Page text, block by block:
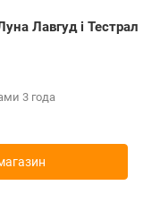
Лавгуд і Тестрал
3 года